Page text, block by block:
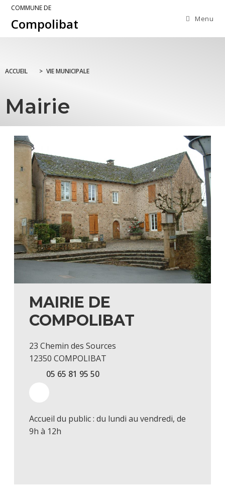
COMMUNE DE
Compolibat Menu
ACCUEIL > VIE MUNICIPALE
Mairie
MAIRIE DE
COMPOLIBAT
23 Chemin des Sources
12350 COMPOLIBAT
05 65 81 95 50
Accueil du public : du lundi au vendredi, de
9h à 12h